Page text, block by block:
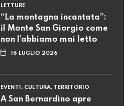
LETTURE
“La montagna incantata”:
il Monte San Giorgio come
non l’abbiamo mai letto
16 LUGLIO 2026
EVENTI, CULTURA, TERRITORIO
A San Bernardino apre